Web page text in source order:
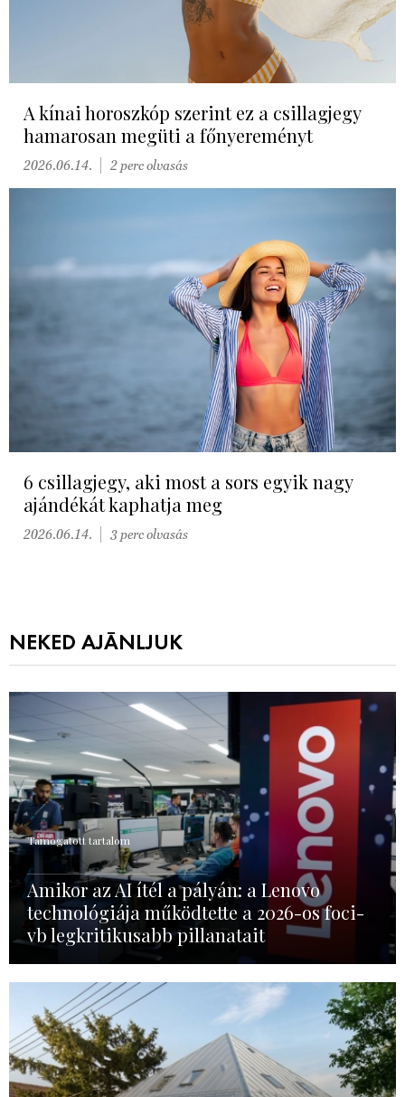
A kínai horoszkóp szerint ez a csillagjegy
hamarosan megüti a főnyereményt
2026.06.14. 2 perc olvasás
6 csillagjegy, aki most a sors egyik nagy
ajándékát kaphatja meg
2026.06.14. 3 perc olvasás
NEKED AJÁNLJUK
Támogatott tartalom
Amikor az AI ítél a pályán: a Lenovo
technológiája működtette a 2026-os foci-
vb legkritikusabb pillanatait